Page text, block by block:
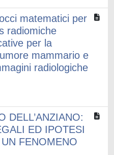
matematici per
radiomiche
per la
mammario e
radiologiche
DELL’ANZIANO:
ED IPOTESI
FENOMENO